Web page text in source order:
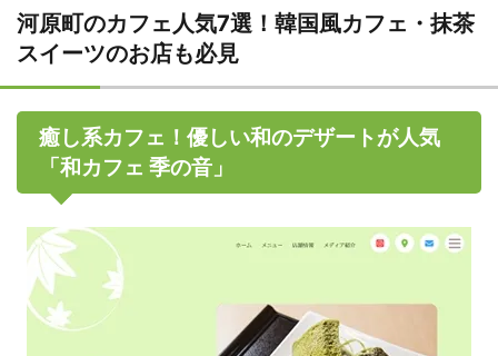
河原町のカフェ人気7選！韓国風カフェ・抹茶
スイーツのお店も必見
癒し系カフェ！優しい和のデザートが人気
「和カフェ 季の音」